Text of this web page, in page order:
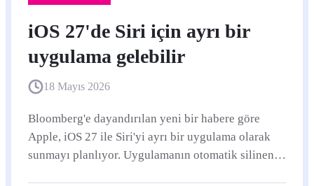
iOS 27'de Siri için ayrı bir
uygulama gelebilir
18 Mayıs 2026
Bloomberg'e dayandırılan yeni bir habere göre
Apple, iOS 27 ile Siri'yi ayrı bir uygulama olarak
sunmayı planlıyor. Uygulamanın otomatik silinen